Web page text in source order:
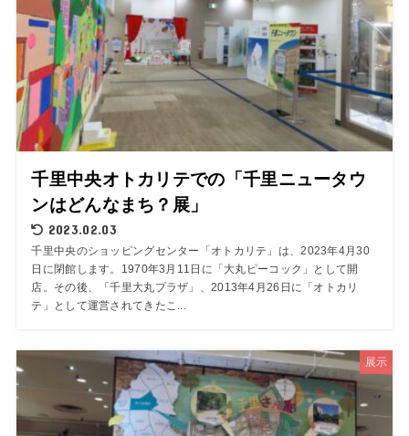
千里中央オトカリテでの「千里ニュータウ
ンはどんなまち？展」
2023.02.03
千里中央のショッピングセンター「オトカリテ」は、2023年4月30
日に閉館します。1970年3月11日に「大丸ピーコック」として開
店。その後、「千里大丸プラザ」、2013年4月26日に「オトカリ
テ」として運営されてきたこ...
展示